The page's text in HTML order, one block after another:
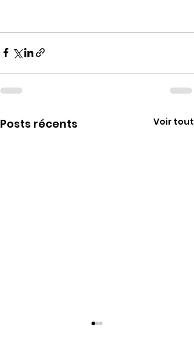
Posts récents Voir tout